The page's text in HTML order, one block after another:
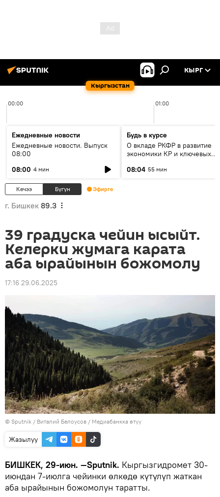
Кыргызстан
КЫРГ
00:00 01:00
Ежедневные новости
Ежедневные новости. Выпуск
08:00
08:00 4 мин
Будь в курсе
О вкладе РКФР в развитие
экономики КР и ключевых
08:04 55 мин
Кечээ Бүгүн Эфирге
г. Бишкек 89.3
39 градуска чейин ысыйт.
Келерки жумага карата
аба ырайынын божомолу
17:16 29.06.2025
© Sputnik / Виталий Белоусов / Медиабанкка өтүү
Жазылуу
БИШКЕК, 29-июн. —Sputnik. Кыргызгидромет 30-
июндан 7-июлга чейинки өлкөдө күтүлүп жаткан
аба ырайынын божомолун таратты.